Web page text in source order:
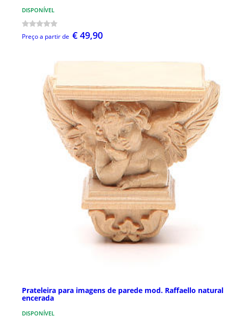
DISPONÍVEL
Preço a partir de € 49,90
Prateleira para imagens de parede mod. Raffaello natural
encerada
DISPONÍVEL